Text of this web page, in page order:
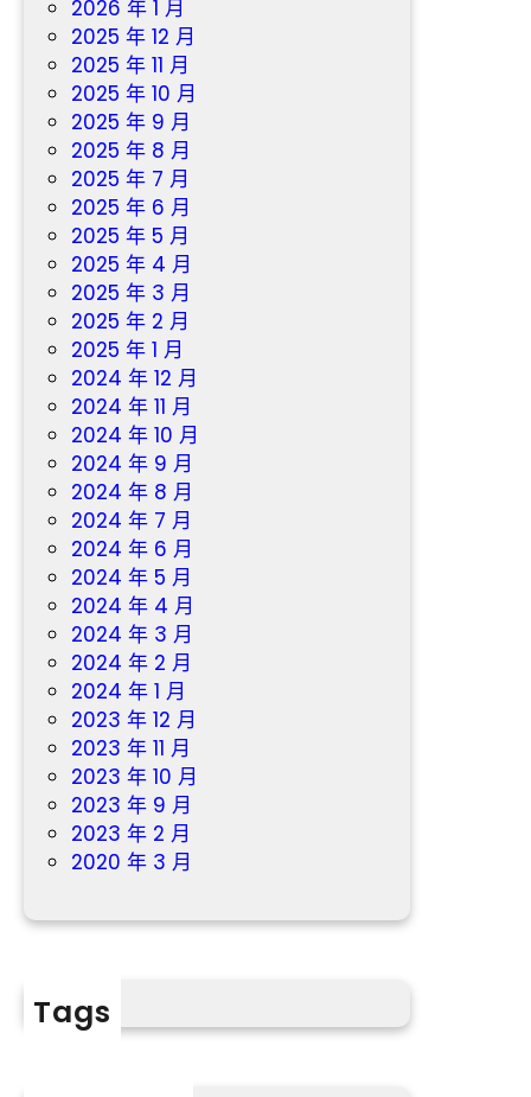
2026 年 1 月
2025 年 12 月
2025 年 11 月
2025 年 10 月
2025 年 9 月
2025 年 8 月
2025 年 7 月
2025 年 6 月
2025 年 5 月
2025 年 4 月
2025 年 3 月
2025 年 2 月
2025 年 1 月
2024 年 12 月
2024 年 11 月
2024 年 10 月
2024 年 9 月
2024 年 8 月
2024 年 7 月
2024 年 6 月
2024 年 5 月
2024 年 4 月
2024 年 3 月
2024 年 2 月
2024 年 1 月
2023 年 12 月
2023 年 11 月
2023 年 10 月
2023 年 9 月
2023 年 2 月
2020 年 3 月
Tags